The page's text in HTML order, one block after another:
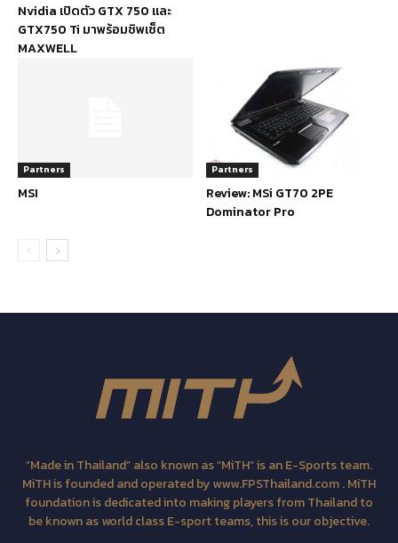
Nvidia เปิดตัว GTX 750 และ
GTX750 Ti มาพร้อมชิพเซ็ต
MAXWELL
Partners
MSI
Partners
Review: MSi GT70 2PE
Dominator Pro
“Made in Thailand” also known as “MiTH” is an E-Sports team.
MiTH is founded and operated by www.FPSThailand.com . MiTH
foundation is dedicated into making players from Thailand to
be known as world class E-sport teams, this is our objective.